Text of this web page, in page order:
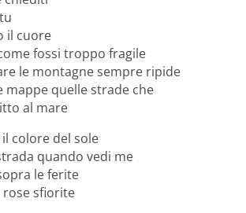
il cuore
fossi troppo fragile
le montagne sempre ripide
mappe quelle strade che
al mare
colore del sole
quando vedi me
le ferite
sfiorite